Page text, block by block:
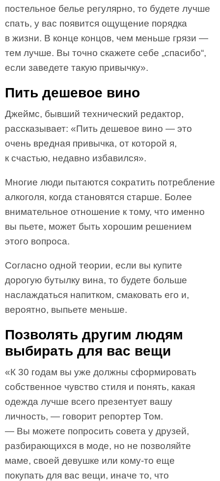
постельное белье регулярно, то будете лучше
спать, у вас появится ощущение порядка
в жизни. В конце концов, чем меньше грязи —
тем лучше. Вы точно скажете себе „спасибо“,
если заведете такую привычку».
Пить дешевое вино
Джеймс, бывший технический редактор,
рассказывает: «Пить дешевое вино — это
очень вредная привычка, от которой я,
к счастью, недавно избавился».
Многие люди пытаются сократить потребление
алкоголя, когда становятся старше. Более
внимательное отношение к тому, что именно
вы пьете, может быть хорошим решением
этого вопроса.
Согласно одной теории, если вы купите
дорогую бутылку вина, то будете больше
наслаждаться напитком, смаковать его и,
вероятно, выпьете меньше.
Позволять другим людям
выбирать для вас вещи
«К 30 годам вы уже должны сформировать
собственное чувство стиля и понять, какая
одежда лучше всего презентует вашу
личность, — говорит репортер Том.
— Вы можете попросить совета у друзей,
разбирающихся в моде, но не позволяйте
маме, своей девушке или кому-то еще
покупать для вас вещи, иначе то, что